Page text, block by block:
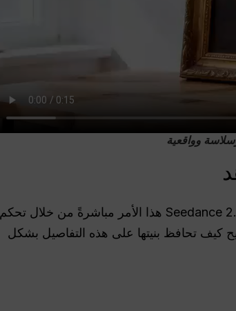
إحدى أكبر نقاط الألم التاريخية في فيديو الذكاء الاصطناعي هي عدم الاتساق. يعالج Seedance 2.0 هذا الأمر مباشرةً من خلال تحكم
كيف تحافظ بنيتها على هذه التفاصيل بشكل